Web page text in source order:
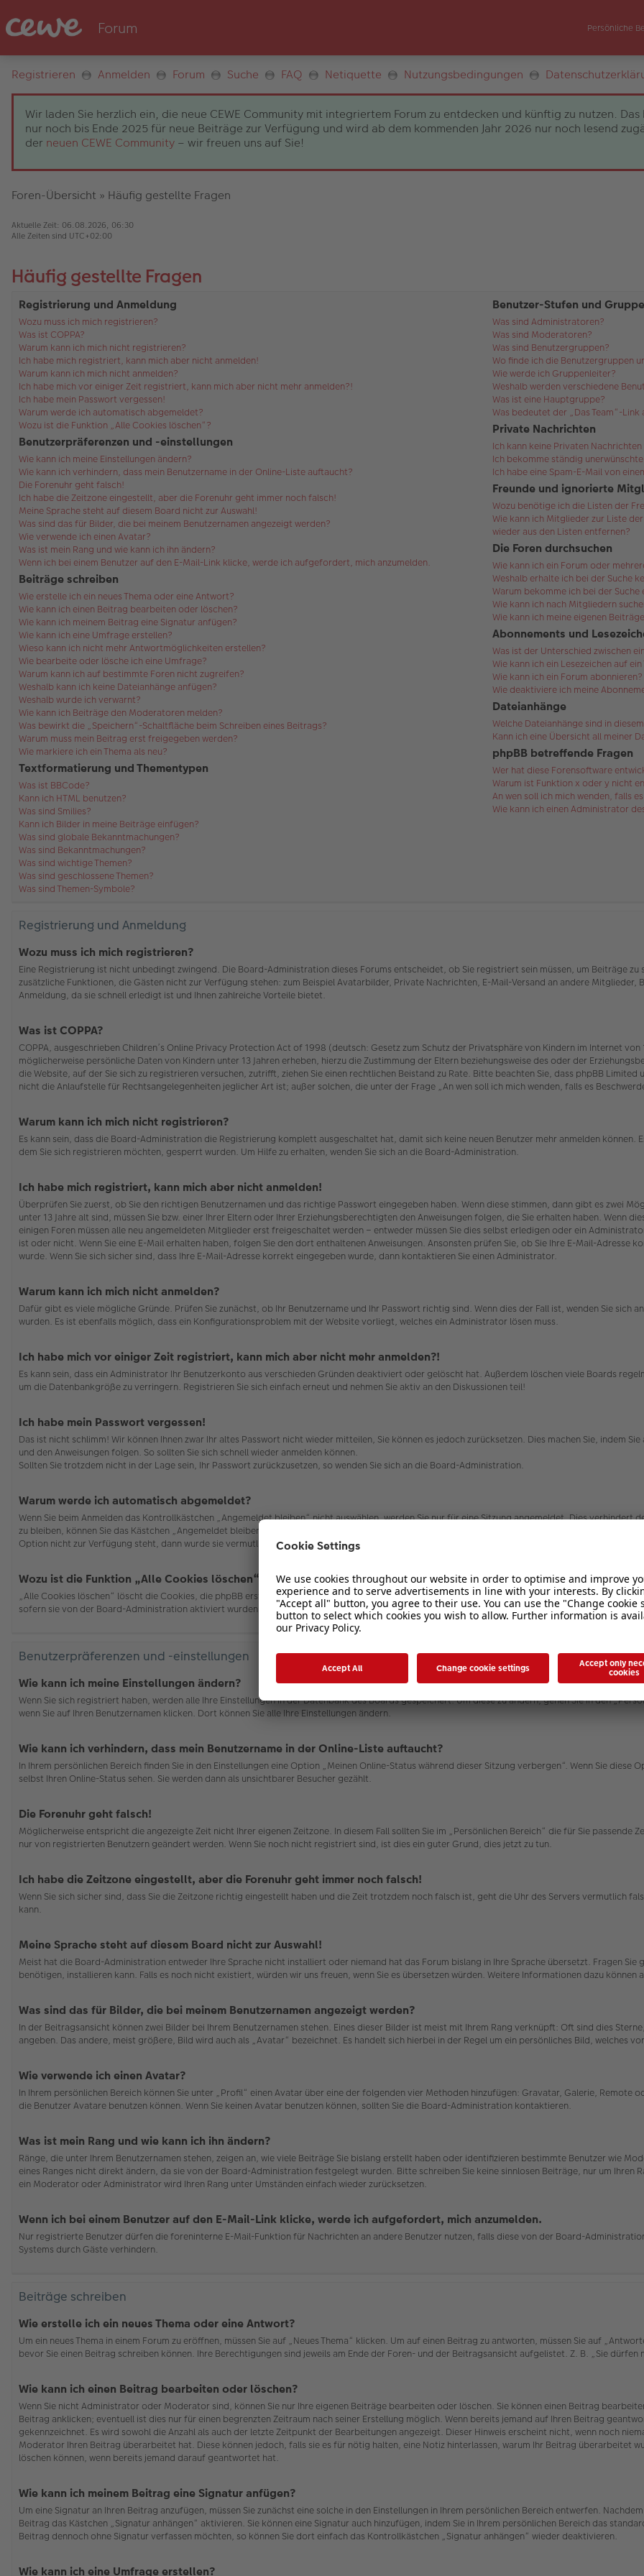
Persönliche
Registrieren Anmelden Forum Suche FAQ Netiquette Nutzungsbedingungen
Wir laden Sie herzlich ein, die neue CEWE Community mit integriertem Forum zu entdecken und künftig zu nutzen.
nur noch bis Ende 2025 für neue Beiträge zur Verfügung und wird ab dem kommenden Jahr 2026 nur noch lesend
der neuen CEWE Community – wir freuen uns auf Sie!
Foren-Übersicht » Häufig gestellte Fragen
Aktuelle Zeit: 06.08.2026, 06:30
Alle Zeiten sind UTC+02:00
Häufig gestellte Fragen
Registrierung und Anmeldung
Wozu muss ich mich registrieren?
Was ist COPPA?
Warum kann ich mich nicht registrieren?
Ich habe mich registriert, kann mich aber nicht anmelden!
Warum kann ich mich nicht anmelden?
Ich habe mich vor einiger Zeit registriert, kann mich aber nicht mehr anmelden?!
Ich habe mein Passwort vergessen!
Warum werde ich automatisch abgemeldet?
Wozu ist die Funktion „Alle Cookies löschen“?
Benutzerpräferenzen und -einstellungen
Wie kann ich meine Einstellungen ändern?
Wie kann ich verhindern, dass mein Benutzername in der Online-Liste auftaucht?
Die Forenuhr geht falsch!
Ich habe die Zeitzone eingestellt, aber die Forenuhr geht immer noch falsch!
Meine Sprache steht auf diesem Board nicht zur Auswahl!
Was sind das für Bilder, die bei meinem Benutzernamen angezeigt werden?
Wie verwende ich einen Avatar?
Was ist mein Rang und wie kann ich ihn ändern?
Wenn ich bei einem Benutzer auf den E-Mail-Link klicke, werde ich aufgefordert, mich anzumelden.
Beiträge schreiben
Wie erstelle ich ein neues Thema oder eine Antwort?
Wie kann ich einen Beitrag bearbeiten oder löschen?
Wie kann ich meinem Beitrag eine Signatur anfügen?
Wie kann ich eine Umfrage erstellen?
Wieso kann ich nicht mehr Antwortmöglichkeiten erstellen?
Wie bearbeite oder lösche ich eine Umfrage?
Warum kann ich auf bestimmte Foren nicht zugreifen?
Weshalb kann ich keine Dateianhänge anfügen?
Weshalb wurde ich verwarnt?
Wie kann ich Beiträge den Moderatoren melden?
Was bewirkt die „Speichern“-Schaltfläche beim Schreiben eines Beitrags?
Warum muss mein Beitrag erst freigegeben werden?
Wie markiere ich ein Thema als neu?
Textformatierung und Thementypen
Was ist BBCode?
Kann ich HTML benutzen?
Was sind Smilies?
Kann ich Bilder in meine Beiträge einfügen?
Was sind globale Bekanntmachungen?
Was sind Bekanntmachungen?
Was sind wichtige Themen?
Was sind geschlossene Themen?
Was sind Themen-Symbole?
Benutzer-Stufen und
Was sind Administratoren?
Was sind Moderatoren?
Was sind Benutzergruppen?
Wo finde ich die Benutzergruppen
Wie werde ich Gruppenleiter?
Weshalb werden verschiedene
Was ist eine Hauptgruppe?
Was bedeutet der „Das Team“-
Private Nachrichten
Ich kann keine Privaten
Ich bekomme ständig
Ich habe eine Spam-E-Mail von
Freunde und ignorierte
Wozu benötige ich die Listen der
Wie kann ich Mitglieder zur Liste
wieder aus den Listen entfernen?
Die Foren durchsuchen
Wie kann ich ein Forum oder
Weshalb erhalte ich bei der Suche
Warum bekomme ich bei der Suche
Wie kann ich nach Mitgliedern
Wie kann ich meine eigenen
Abonnements und
Was ist der Unterschied zwischen
Wie kann ich ein Lesezeichen auf
Wie kann ich ein Forum abonnieren?
Wie deaktiviere ich meine
Dateianhänge
Welche Dateianhänge sind in
Kann ich eine Übersicht all meiner
phpBB betreffende Fragen
Wer hat diese Forensoftware
Warum ist Funktion x oder y nicht
An wen soll ich mich wenden, falls
Wie kann ich einen Administrator
Registrierung und Anmeldung
Wozu muss ich mich registrieren?
Eine Registrierung ist nicht unbedingt zwingend. Die Board-Administration dieses Forums entscheidet, ob Sie registriert sein müssen, um Beiträge
zusätzliche Funktionen, die Gästen nicht zur Verfügung stehen: zum Beispiel Avatarbilder, Private Nachrichten, E-Mail-Versand an andere
Anmeldung, da sie schnell erledigt ist und Ihnen zahlreiche Vorteile bietet.
Was ist COPPA?
COPPA, ausgeschrieben Children’s Online Privacy Protection Act of 1998 (deutsch: Gesetz zum Schutz der Privatsphäre von Kindern im Internet
möglicherweise persönliche Daten von Kindern unter 13 Jahren erheben, hierzu die Zustimmung der Eltern beziehungsweise des oder der
die Website, auf der Sie sich zu registrieren versuchen, zutrifft, ziehen Sie einen rechtlichen Beistand zu Rate. Bitte beachten Sie, dass phpBB
nicht die Anlaufstelle für Rechtsangelegenheiten jeglicher Art ist; außer solchen, die unter der Frage „An wen soll ich mich wenden, falls es
Warum kann ich mich nicht registrieren?
Es kann sein, dass die Board-Administration die Registrierung komplett ausgeschaltet hat, damit sich keine neuen Benutzer mehr anmelden können.
dem Sie sich registrieren möchten, gesperrt wurden. Um Hilfe zu erhalten, wenden Sie sich an die Board-Administration.
Ich habe mich registriert, kann mich aber nicht anmelden!
Überprüfen Sie zuerst, ob Sie den richtigen Benutzernamen und das richtige Passwort eingegeben haben. Wenn diese stimmen, dann gibt es zwei
unter 13 Jahre alt sind, müssen Sie bzw. einer Ihrer Eltern oder Ihrer Erziehungsberechtigten den Anweisungen folgen, die Sie erhalten haben. Wenn
einigen Foren müssen alle neu angemeldeten Mitglieder erst freigeschaltet werden – entweder müssen Sie dies selbst erledigen oder ein
ist oder nicht. Wenn Sie eine E-Mail erhalten haben, folgen Sie den dort enthaltenen Anweisungen. Ansonsten prüfen Sie, ob Sie Ihre E-Mail-
wurde. Wenn Sie sich sicher sind, dass Ihre E-Mail-Adresse korrekt eingegeben wurde, dann kontaktieren Sie einen Administrator.
Warum kann ich mich nicht anmelden?
Dafür gibt es viele mögliche Gründe. Prüfen Sie zunächst, ob Ihr Benutzername und Ihr Passwort richtig sind. Wenn dies der Fall ist, wenden Sie sich
wurden. Es ist ebenfalls möglich, dass ein Konfigurationsproblem mit der Website vorliegt, welches ein Administrator lösen muss.
Ich habe mich vor einiger Zeit registriert, kann mich aber nicht mehr anmelden?!
Es kann sein, dass ein Administrator Ihr Benutzerkonto aus verschieden Gründen deaktiviert oder gelöscht hat. Außerdem löschen viele Boards
um die Datenbankgröße zu verringern. Registrieren Sie sich einfach erneut und nehmen Sie aktiv an den Diskussionen teil!
Ich habe mein Passwort vergessen!
Das ist nicht schlimm! Wir können Ihnen zwar Ihr altes Passwort nicht wieder mitteilen, Sie können es jedoch zurücksetzen. Dies machen Sie, indem
und den Anweisungen folgen. So sollten Sie sich schnell wieder anmelden können.
Sollten Sie trotzdem nicht in der Lage sein, Ihr Passwort zurückzusetzen, so wenden Sie sich an die Board-Administration.
Warum werde ich automatisch abgemeldet?
Wenn Sie beim Anmelden das Kontrollkästchen „Angemeldet bleiben“ nicht auswählen, werden Sie nur für eine Sitzung angemeldet. Dies
zu bleiben, können Sie das Kästchen „Angemeldet bleiben“ beim Anmelden auswählen. Dies ist nicht empfehlenswert, wenn Sie sich an einem
Option nicht zur Verfügung steht, dann wurde sie vermutlich von der Board-Administration ausgeschaltet.
Wozu ist die Funktion „Alle Cookies löschen“?
„Alle Cookies löschen“ löscht die Cookies, die phpBB erstellt hat und die dafür sorgen, dass Sie im Forum angemeldet bleiben. Außerdem
sofern sie von der Board-Administration aktiviert wurden. Wenn Sie Probleme bei der An- oder Abmeldung haben, kann es helfen, wenn Sie die
Benutzerpräferenzen und -einstellungen
Wie kann ich meine Einstellungen ändern?
Wenn Sie sich registriert haben, werden alle Ihre Einstellungen in der Datenbank des Boards gespeichert. Um diese zu ändern, gehen Sie in den
wenn Sie auf Ihren Benutzernamen klicken. Dort können Sie alle Ihre Einstellungen ändern.
Wie kann ich verhindern, dass mein Benutzername in der Online-Liste auftaucht?
In Ihrem persönlichen Bereich finden Sie in den Einstellungen eine Option „Meinen Online-Status während dieser Sitzung verbergen“. Wenn Sie
selbst Ihren Online-Status sehen. Sie werden dann als unsichtbarer Besucher gezählt.
Die Forenuhr geht falsch!
Möglicherweise entspricht die angezeigte Zeit nicht Ihrer eigenen Zeitzone. In diesem Fall sollten Sie im „Persönlichen Bereich“ die für Sie
nur von registrierten Benutzern geändert werden. Wenn Sie noch nicht registriert sind, ist dies ein guter Grund, dies jetzt zu tun.
Ich habe die Zeitzone eingestellt, aber die Forenuhr geht immer noch falsch!
Wenn Sie sich sicher sind, dass Sie die Zeitzone richtig eingestellt haben und die Zeit trotzdem noch falsch ist, geht die Uhr des Servers vermutlich
kann.
Meine Sprache steht auf diesem Board nicht zur Auswahl!
Meist hat die Board-Administration entweder Ihre Sprache nicht installiert oder niemand hat das Forum bislang in Ihre Sprache übersetzt. Fragen
benötigen, installieren kann. Falls es noch nicht existiert, würden wir uns freuen, wenn Sie es übersetzen würden. Weitere Informationen dazu können
Was sind das für Bilder, die bei meinem Benutzernamen angezeigt werden?
In der Beitragsansicht können zwei Bilder bei Ihrem Benutzernamen stehen. Eines dieser Bilder ist meist mit Ihrem Rang verknüpft: Oft sind dies
angeben. Das andere, meist größere, Bild wird auch als „Avatar“ bezeichnet. Es handelt sich hierbei in der Regel um ein persönliches Bild, welches
Wie verwende ich einen Avatar?
In Ihrem persönlichen Bereich können Sie unter „Profil“ einen Avatar über eine der folgenden vier Methoden hinzufügen: Gravatar, Galerie,
die Benutzer Avatare benutzen können. Wenn Sie keinen Avatar benutzen können, sollten Sie die Board-Administration kontaktieren.
Was ist mein Rang und wie kann ich ihn ändern?
Ränge, die unter Ihrem Benutzernamen stehen, zeigen an, wie viele Beiträge Sie bislang erstellt haben oder identifizieren bestimmte Benutzer wie
eines Ranges nicht direkt ändern, da sie von der Board-Administration festgelegt wurden. Bitte schreiben Sie keine sinnlosen Beiträge, nur um Ihren
ein Moderator oder Administrator wird Ihren Rang unter Umständen einfach wieder zurücksetzen.
Wenn ich bei einem Benutzer auf den E-Mail-Link klicke, werde ich aufgefordert, mich anzumelden.
Nur registrierte Benutzer dürfen die foreninterne E-Mail-Funktion für Nachrichten an andere Benutzer nutzen, falls diese von der Board-
Systems durch Gäste verhindern.
Beiträge schreiben
Wie erstelle ich ein neues Thema oder eine Antwort?
Um ein neues Thema in einem Forum zu eröffnen, müssen Sie auf „Neues Thema“ klicken. Um auf einen Beitrag zu antworten, müssen Sie auf
bevor Sie einen Beitrag schreiben können. Ihre Berechtigungen sind jeweils am Ende der Foren- und der Beitragsansicht aufgelistet. Z. B. „Sie dürfen
Wie kann ich einen Beitrag bearbeiten oder löschen?
Wenn Sie nicht Administrator oder Moderator sind, können Sie nur Ihre eigenen Beiträge bearbeiten oder löschen. Sie können einen Beitrag
Beitrag anklicken; eventuell ist dies nur für einen begrenzten Zeitraum nach seiner Erstellung möglich. Wenn bereits jemand auf Ihren Beitrag
gekennzeichnet. Es wird sowohl die Anzahl als auch der letzte Zeitpunkt der Bearbeitungen angezeigt. Dieser Hinweis erscheint nicht, wenn noch
Moderator Ihren Beitrag überarbeitet hat. Diese können jedoch, falls sie es für nötig halten, eine Notiz hinterlassen, warum Ihr Beitrag überarbeitet
löschen können, wenn bereits jemand darauf geantwortet hat.
Wie kann ich meinem Beitrag eine Signatur anfügen?
Um eine Signatur an Ihren Beitrag anzufügen, müssen Sie zunächst eine solche in den Einstellungen in Ihrem persönlichen Bereich entwerfen.
Beitrag das Kästchen „Signatur anhängen“ aktivieren. Sie können eine Signatur auch hinzufügen, indem Sie in Ihrem persönlichen Bereich das
Beitrag dennoch ohne Signatur verfassen möchten, so können Sie dort einfach das Kontrollkästchen „Signatur anhängen“ wieder deaktivieren.
Wie kann ich eine Umfrage erstellen?